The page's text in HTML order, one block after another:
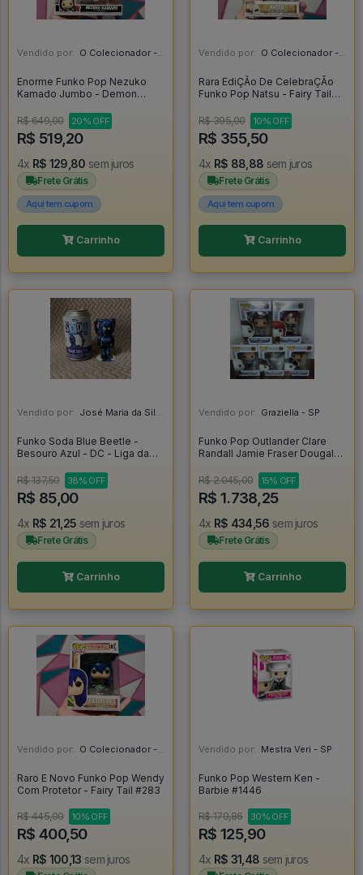
Vendido por: O Colecionador - SP
Enorme Funko Pop Nezuko
Kamado Jumbo - Demon
R$ 649,00
20% OFF
R$ 519,20
4x R$ 129,80 sem juros
Frete Grátis
Aqui tem cupom
Carrinho
Vendido por: O Colecionador - SP
Rara EdiÇÃo De CelebraÇÃo
Funko Pop Natsu - Fairy Tail
R$ 395,00
10% OFF
R$ 355,50
4x R$ 88,88 sem juros
Frete Grátis
Aqui tem cupom
Carrinho
Vendido por: José Maria da Silva Junior - AL
Funko Soda Blue Beetle -
Besouro Azul - DC - Liga da
R$ 137,50
38% OFF
R$ 85,00
4x R$ 21,25 sem juros
Frete Grátis
Carrinho
Vendido por: Graziella - SP
Funko Pop Outlander Clare
Randall Jamie Fraser Dougal
R$ 2.045,00 15% OFF
R$ 1.738,25
4x R$ 434,56 sem juros
Frete Grátis
Carrinho
Vendido por: O Colecionador - SP
Raro E Novo Funko Pop Wendy
Com Protetor - Fairy Tail #283
R$ 445,00 10% OFF
R$ 400,50
4x R$ 100,13 sem juros
Vendido por: Mestra Veri - SP
Funko Pop Western Ken -
Barbie #1446
R$ 179,86 30% OFF
R$ 125,90
4x R$ 31,48 sem juros